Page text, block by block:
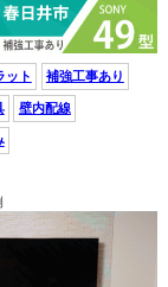
ット 補強工事あり
壁内配線